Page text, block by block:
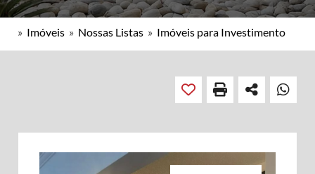
» Imóveis » Nossas Listas » Imóveis para Investimento